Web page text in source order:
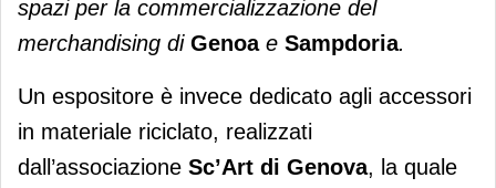
spazi per la commercializzazione del
merchandising di Genoa e Sampdoria.
Un espositore è invece dedicato agli accessori
in materiale riciclato, realizzati
dall’associazione Sc’Art di Genova, la quale